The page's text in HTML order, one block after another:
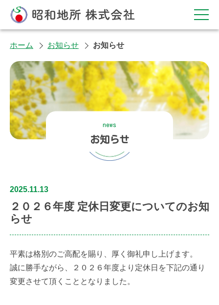
ごあいさつ
会社案内
管理物件
ホーム お知らせ お知らせ
news
お知らせ
2025.11.13
２０２６年度 定休日変更についてのお知
らせ
平素は格別のご高配を賜り、厚く御礼申し上げます。
誠に勝手ながら、２０２６年度より定休日を下記の通り
変更させて頂くこととなりました。